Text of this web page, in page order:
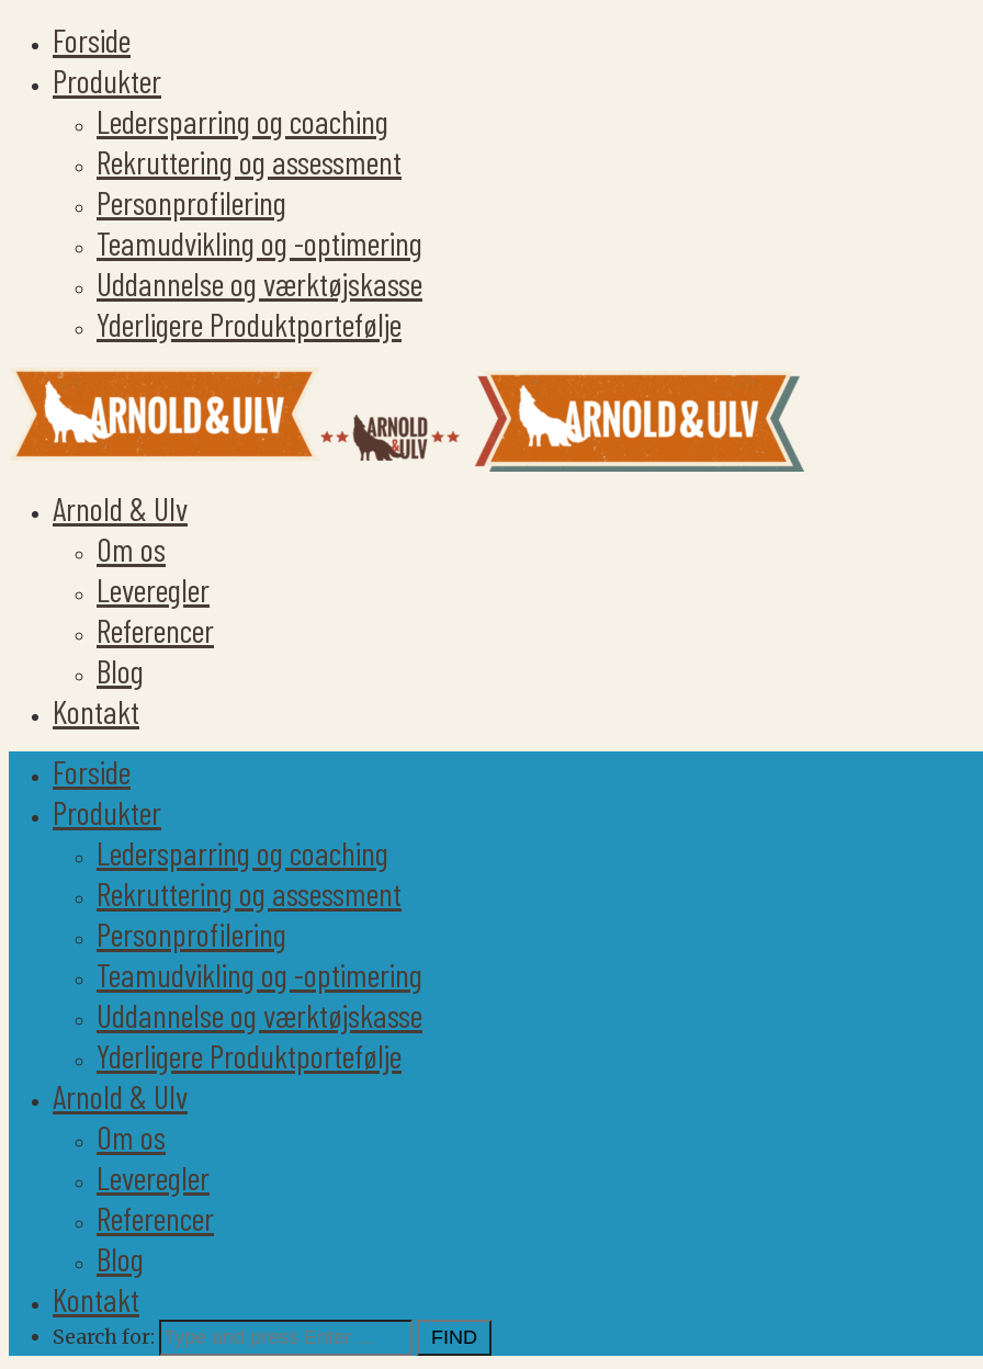
Forside
Produkter
Ledersparring og coaching
Rekruttering og assessment
Personprofilering
Teamudvikling og -optimering
Uddannelse og værktøjskasse
Yderligere Produktportefølje
Arnold & Ulv
Om os
Leveregler
Referencer
Blog
Kontakt
Forside
Produkter
Ledersparring og coaching
Rekruttering og assessment
Personprofilering
Teamudvikling og -optimering
Uddannelse og værktøjskasse
Yderligere Produktportefølje
Arnold & Ulv
Om os
Leveregler
Referencer
Blog
Kontakt
Search for: